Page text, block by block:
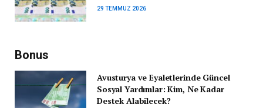
29 TEMMUZ 2026
Bonus
Avusturya ve Eyaletlerinde Güncel
Sosyal Yardımlar: Kim, Ne Kadar
Destek Alabilecek?